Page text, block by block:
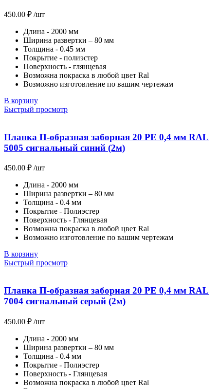
450.00 ₽ /шт
Длина - 2000 мм
Ширина развертки – 80 мм
Толщина - 0.45 мм
Покрытие - полиэстер
Поверхность - глянцевая
Возможна покраска в любой цвет Ral
Возможно изготовление по вашим чертежам
В корзину
Быстрый просмотр
Планка П-образная заборная 20 PE 0,4 мм RAL
5005 сигнальный синий (2м)
450.00 ₽ /шт
Длина - 2000 мм
Ширина развертки – 80 мм
Толщина - 0.4 мм
Покрытие - Полиэстер
Поверхность - Глянцевая
Возможна покраска в любой цвет Ral
Возможно изготовление по вашим чертежам
В корзину
Быстрый просмотр
Планка П-образная заборная 20 PE 0,4 мм RAL
7004 сигнальный серый (2м)
450.00 ₽ /шт
Длина - 2000 мм
Ширина развертки – 80 мм
Толщина - 0.4 мм
Покрытие - Полиэстер
Поверхность - Глянцевая
Возможна покраска в любой цвет Ral